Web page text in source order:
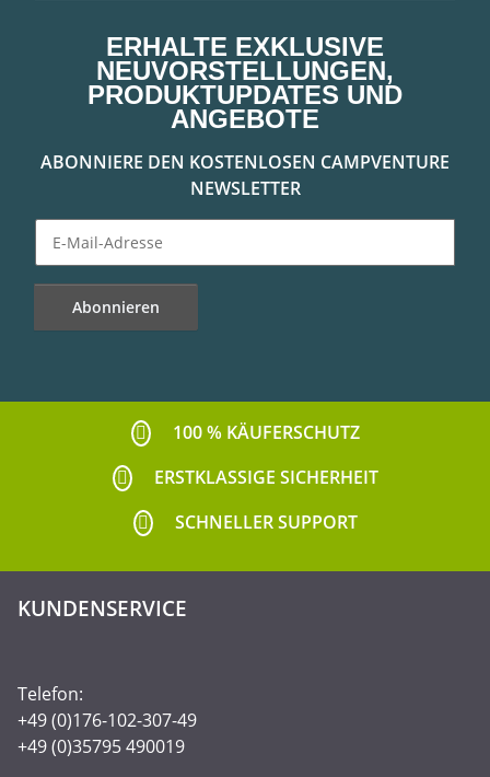
ERHALTE EXKLUSIVE
NEUVORSTELLUNGEN,
PRODUKTUPDATES UND
ANGEBOTE
ABONNIERE DEN KOSTENLOSEN CAMPVENTURE
NEWSLETTER
Abonnieren
100 % KÄUFERSCHUTZ
ERSTKLASSIGE SICHERHEIT
SCHNELLER SUPPORT
KUNDENSERVICE
Telefon:
+49 (0)176-102-307-49
+49 (0)35795 490019